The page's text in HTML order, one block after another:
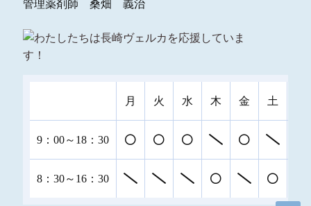
管理薬剤師 桑畑 義治
月 火 水 木 金 土
9：00～18：30
8：30～16：30